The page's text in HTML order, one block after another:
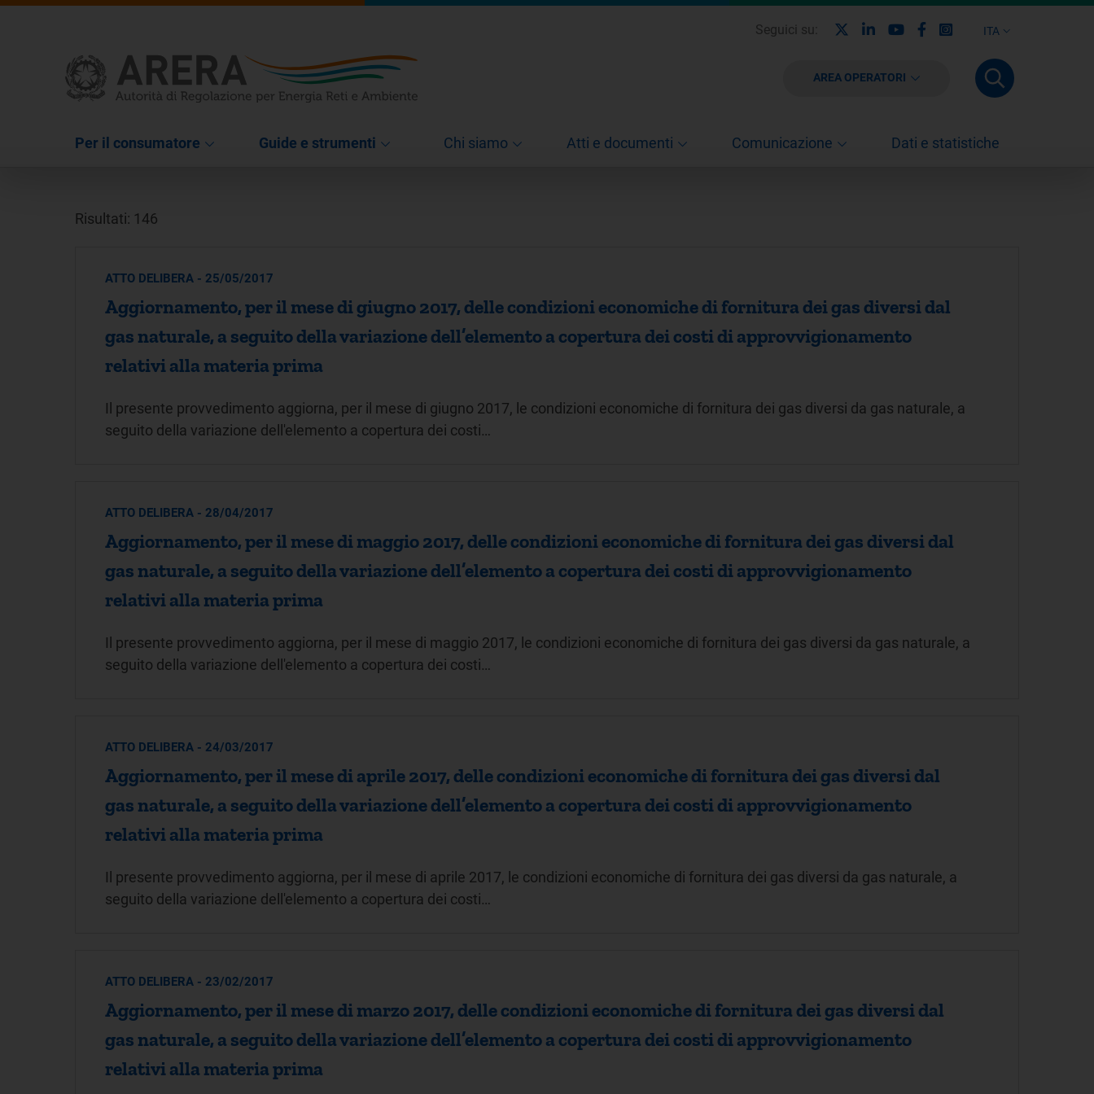
ITA
Seguici su: LinkedinYoutubeFacebook
Instagram
AREA OPERATORI
Per il consumatore Guide e strumenti Chi siamo Atti e documenti Comunicazione Dati e statistiche
Risultati: 146
ATTO DELIBERA - 25/05/2017
Aggiornamento, per il mese di giugno 2017, delle condizioni economiche di fornitura dei gas diversi dal
gas naturale, a seguito della variazione dell’elemento a copertura dei costi di approvvigionamento
relativi alla materia prima
Il presente provvedimento aggiorna, per il mese di giugno 2017, le condizioni economiche di fornitura dei gas diversi da gas naturale, a
seguito della variazione dell'elemento a copertura dei costi…
ATTO DELIBERA - 28/04/2017
Aggiornamento, per il mese di maggio 2017, delle condizioni economiche di fornitura dei gas diversi dal
gas naturale, a seguito della variazione dell’elemento a copertura dei costi di approvvigionamento
relativi alla materia prima
Il presente provvedimento aggiorna, per il mese di maggio 2017, le condizioni economiche di fornitura dei gas diversi da gas naturale, a
seguito della variazione dell'elemento a copertura dei costi…
ATTO DELIBERA - 24/03/2017
Aggiornamento, per il mese di aprile 2017, delle condizioni economiche di fornitura dei gas diversi dal
gas naturale, a seguito della variazione dell’elemento a copertura dei costi di approvvigionamento
relativi alla materia prima
Il presente provvedimento aggiorna, per il mese di aprile 2017, le condizioni economiche di fornitura dei gas diversi da gas naturale, a
seguito della variazione dell'elemento a copertura dei costi…
ATTO DELIBERA - 23/02/2017
Aggiornamento, per il mese di marzo 2017, delle condizioni economiche di fornitura dei gas diversi dal
gas naturale, a seguito della variazione dell’elemento a copertura dei costi di approvvigionamento
relativi alla materia prima